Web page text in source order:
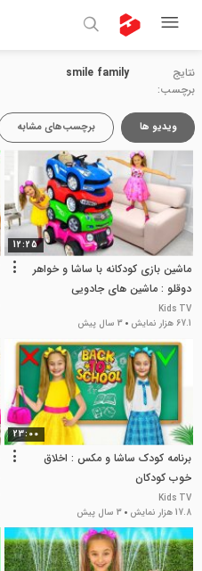
نتایج
برچسب:
smile family
ویدیو ها برچسب‌های مشابه
12:25
ماشین بازی کودکانه با ساشا و خواهر
دوقلو : ماشین های جادویی
Kids TV
67.1 هزار نمایش
3 سال پیش
23:00
برنامه کودک ساشا و مکس : اخلاق
خوب کودکان
Kids TV
17.8 هزار نمایش
3 سال پیش